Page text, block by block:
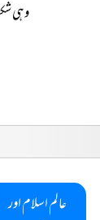
وہی
عالم اسلام اور